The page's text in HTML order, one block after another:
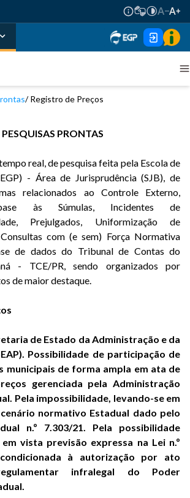
Registro de Preços
PESQUISAS PRONTAS
real, de pesquisa feita pela Escola de
- Área de Jurisprudência (SJB), de
relacionados ao Controle Externo,
às Súmulas, Incidentes de
Prejulgados, Uniformização de
com (e sem) Força Normativa
de dados do Tribunal de Contas do
- TCE/PR, sendo organizados por
de maior destaque.
de Estado da Administração e da
Possibilidade de participação de
municipais de forma ampla em ata de
gerenciada pela Administração
Pela impossibilidade, levando-se em
normativo Estadual dado pelo
n.º 7.303/21. Pela possibilidade
vista previsão expressa na Lei n.º
condicionada à autorização por ato
infralegal do Poder